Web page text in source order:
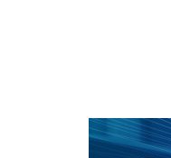
CAPA
PORTAL DE